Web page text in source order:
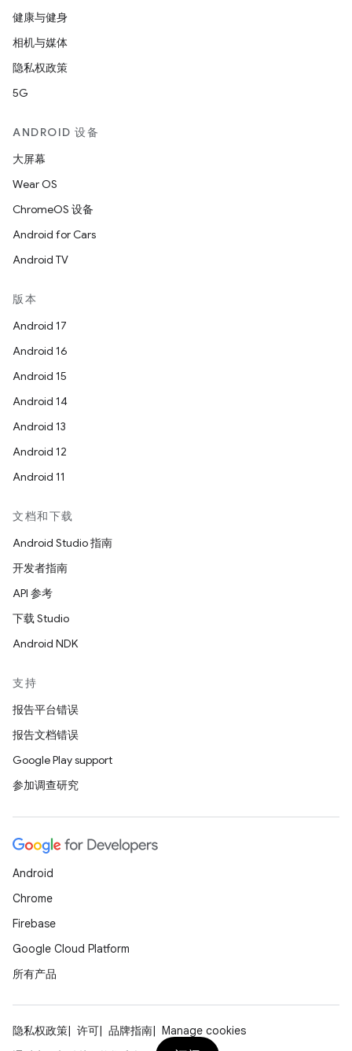
健康与健身
相机与媒体
隐私权政策
5G
ANDROID 设备
大屏幕
Wear OS
ChromeOS 设备
Android for Cars
Android TV
版本
Android 17
Android 16
Android 15
Android 14
Android 13
Android 12
Android 11
文档和下载
Android Studio 指南
开发者指南
API 参考
下载 Studio
Android NDK
支持
报告平台错误
报告文档错误
Google Play support
参加调查研究
Android
Chrome
Firebase
Google Cloud Platform
所有产品
隐私权政策 许可 品牌指南
Manage cookies